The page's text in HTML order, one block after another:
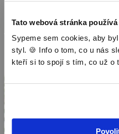
Tato webová stránka
Sypeme sem cookies, aby
styl. 🍪 Info o tom, co u nás
kteří si to spojí s tím, co už o